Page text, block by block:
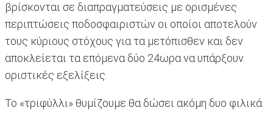
βρίσκονται σε διαπραγματεύσεις με ορισμένες
περιπτώσεις ποδοσφαιριστών οι οποίοι αποτελούν
τους κύριους στόχους για τα μετόπισθεν και δεν
αποκλείεται τα επόμενα δύο 24ωρα να υπάρξουν
οριστικές εξελίξεις.
Το «τριφύλλι» θυμίζουμε θα δώσει ακόμη δυο φιλικά